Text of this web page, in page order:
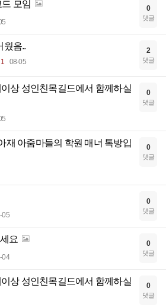
모임 0
댓글
웠음..
08-05
2
댓글
상 성인친목길드에서 함께하실
0
댓글
재 아줌마들의 학원 매너 톡방입
0
댓글
05
0
댓글
요
04
0
댓글
상 성인친목길드에서 함께하실
0
댓글